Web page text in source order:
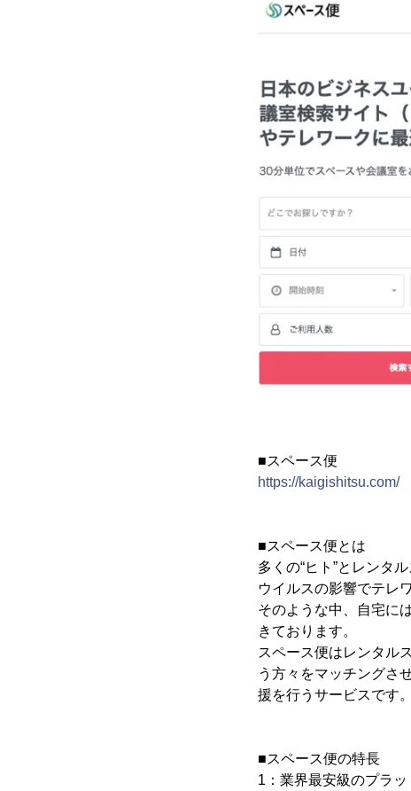
■スペース便
https://kaigishitsu.com/
■スペース便とは
多くの“ヒト”とレンタ
ウイルスの影響でテレ
そのような中、自宅に
きております。
スペース便はレンタル
う方々をマッチングさ
援を行うサービスです。
■スペース便の特長
1：業界最安級のプラ